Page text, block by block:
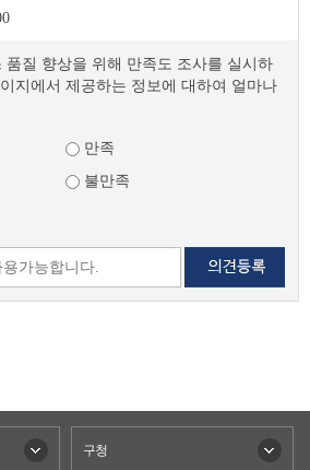
품질 향상을 위해 만족도 조사를 실시하
지에서 제공하는 정보에 대하여 얼마나
만족
불만족
구청